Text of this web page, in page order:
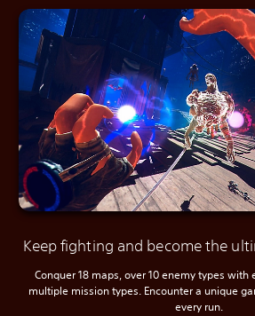
Keep fighting and become the
Conquer 18 maps, over 10 enemy types
multiple mission types. Encounter a unique
every run.